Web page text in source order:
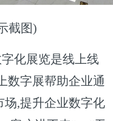
截图)
化展览是线上线
数字展帮助企业通
场,提升企业数字化